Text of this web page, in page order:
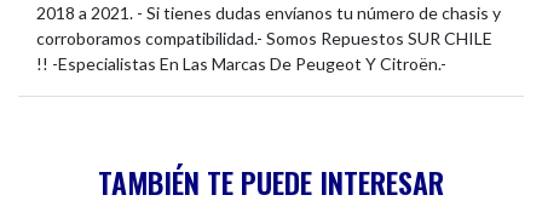
2018 a 2021. - Si tienes dudas envíanos tu número de chasis y
corroboramos compatibilidad.- Somos Repuestos SUR CHILE
!! -Especialistas En Las Marcas De Peugeot Y Citroën.-
TAMBIÉN TE PUEDE INTERESAR